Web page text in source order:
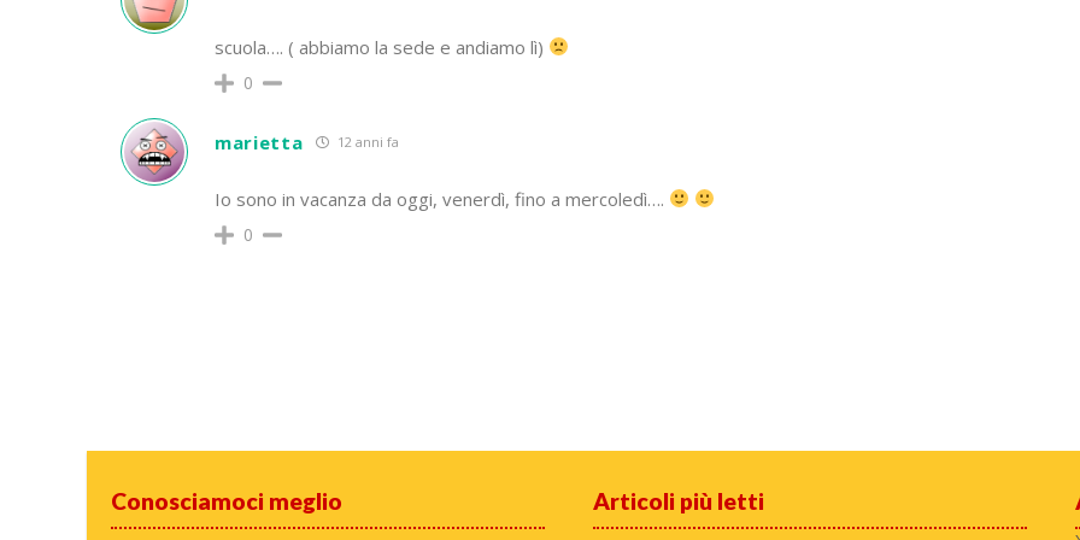
scuola…. ( abbiamo la sede e andiamo lì)
0
marietta 12 anni fa
Io sono in vacanza da oggi, venerdì, fino a mercoledì….
0
Conosciamoci meglio Articoli più letti